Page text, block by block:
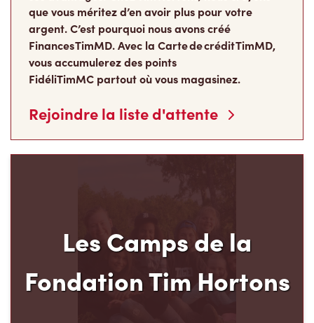
argent. C’est pourquoi nous avons créé
Finances TimMD. Avec la Carte de crédit TimMD,
vous accumulerez des points
FidéliTimMC partout où vous magasinez.
Rejoindre la liste d'attente
Fondation Tim Hortons